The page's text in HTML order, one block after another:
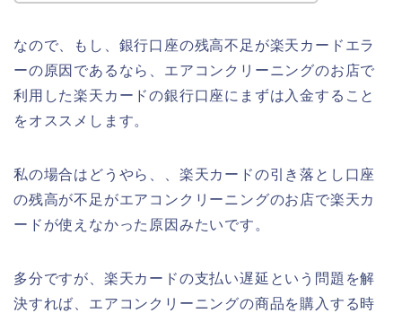
なので、もし、銀行口座の残高不足が楽天カードエラ
ーの原因であるなら、エアコンクリーニングのお店で
利用した楽天カードの銀行口座にまずは入金すること
をオススメします。
私の場合はどうやら、、楽天カードの引き落とし口座
の残高が不足がエアコンクリーニングのお店で楽天カ
ードが使えなかった原因みたいです。
多分ですが、楽天カードの支払い遅延という問題を解
決すれば、エアコンクリーニングの商品を購入する時